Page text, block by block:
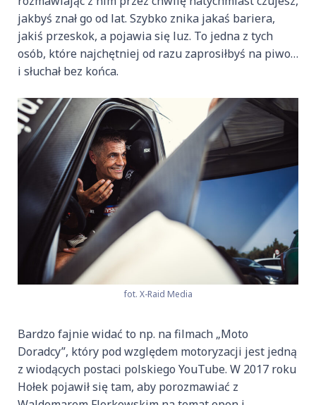
jakbyś znał go od lat. Szybko znika jakaś bariera,
jakiś przeskok, a pojawia się luz. To jedna z tych
osób, które najchętniej od razu zaprosiłbyś na piwo…
i słuchał bez końca.
fot. X-Raid Media
Bardzo fajnie widać to np. na filmach „Moto
Doradcy”, który pod względem motoryzacji jest jedną
z wiodących postaci polskiego YouTube. W 2017 roku
Hołek pojawił się tam, aby porozmawiać z